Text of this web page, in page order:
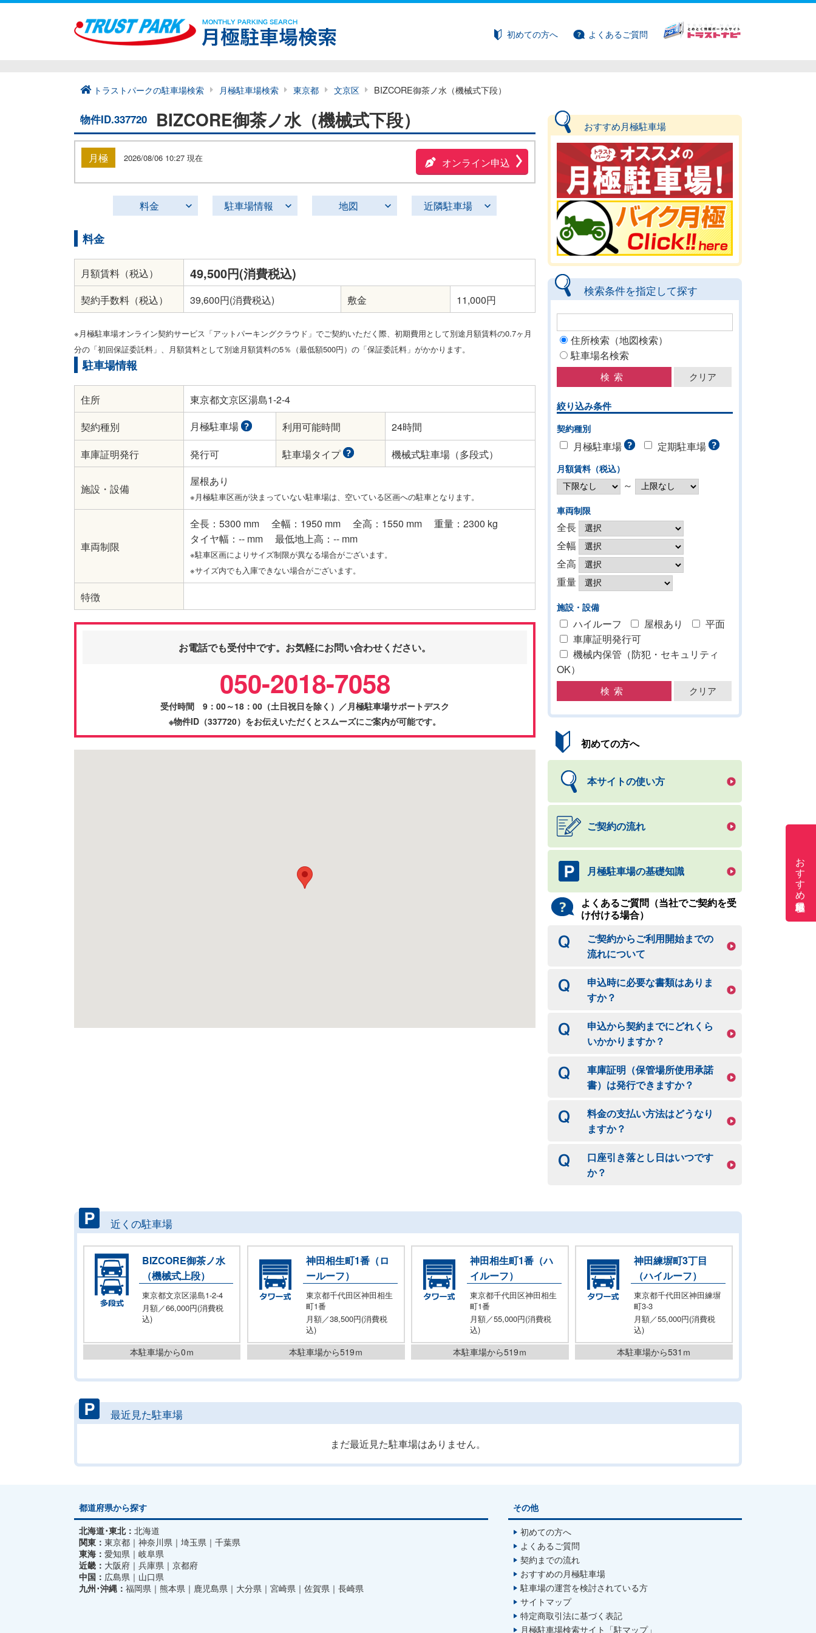
初めての方へ よくあるご質問
おすすめ月極駐車場
トラストパークの駐車場検索 月極駐車場検索 東京都 文京区 BIZCORE御茶ノ水（機械式下段）
物件ID.337720 BIZCORE御茶ノ水（機械式下段）
月極 2026/08/06 10:27 現在 オンライン申込
料金 駐車場情報 地図 近隣駐車場
料金
月額賃料（税込） 49,500円(消費税込)
契約手数料（税込） 39,600円(消費税込) 敷金 11,000円
※月極駐車場オンライン契約サービス「アットパーキングクラウド」でご契約いただく際、初期費用として別途月額賃料の0.7ヶ月
分の「初回保証委託料」、月額賃料として別途月額賃料の5％（最低額500円）の「保証委託料」がかかります。
駐車場情報
住所
東京都文京区湯島1-2-4
契約種別
月極駐車場 利用可能時間
24時間
車庫証明発行
発行可 駐車場タイプ 機械式駐車場（多段式）
施設・設備
屋根あり
※月極駐車区画が決まっていない駐車場は、空いている区画への駐車となります。
車両制限
全長：5300 mm 全幅：1950 mm 全高：1550 mm
重量：2300 kg
タイヤ幅：-- mm
最低地上高：-- mm
※駐車区画によりサイズ制限が異なる場合がございます。
※サイズ内でも入庫できない場合がございます。
特徴
お電話でも受付中です。お気軽にお問い合わせください。
050-2018-7058
受付時間 9：00～18：00（土日祝日を除く）／月極駐車場サポートデスク
※物件ID（337720）をお伝えいただくとスムーズにご案内が可能です。
おすすめ月極駐車場
検索条件を指定して探す
住所検索（地図検索）
駐車場名検索
絞り込み条件
契約種別
月極駐車場 定期駐車場
月額賃料（税込）
～
車両制限
全長
全幅
全高
重量
施設・設備
ハイルーフ 屋根あり
平面
車庫証明発行可
機械内保管（防犯・セキュリティ
OK）
初めての方へ
本サイトの使い方
ご契約の流れ
月極駐車場の基礎知識
よくあるご質問（当社でご契約を受
け付ける場合）
ご契約からご利用開始までの
流れについて
申込時に必要な書類はありま
すか？
申込から契約までにどれくら
いかかりますか？
車庫証明（保管場所使用承諾
書）は発行できますか？
料金の支払い方法はどうなり
ますか？
口座引き落とし日はいつです
か？
近くの駐車場
BIZCORE御茶ノ水
（機械式上段）
東京都文京区湯島1-2-4
月額／66,000円(消費税
込)
本駐車場から0ｍ
神田相生町1番（ロ
ールーフ）
東京都千代田区神田相生
町1番
月額／38,500円(消費税
込)
本駐車場から519ｍ
神田相生町1番（ハ
イルーフ）
東京都千代田区神田相生
町1番
月額／55,000円(消費税
込)
本駐車場から519ｍ
神田練塀町3丁目
（ハイルーフ）
東京都千代田区神田練塀
町3-3
月額／55,000円(消費税
込)
本駐車場から531ｍ
最近見た駐車場
まだ最近見た駐車場はありません。
都道府県から探す
北海道･東北： 北海道
関東： 東京都 神奈川県 埼玉県
千葉県
東海： 愛知県
岐阜県
近畿： 大阪府 兵庫県
京都府
中国： 広島県
山口県
九州･沖縄： 福岡県 熊本県 鹿児島県 大分県 宮崎県 佐賀県 長崎県
その他
初めての方へ
よくあるご質問
契約までの流れ
おすすめの月極駐車場
駐車場の運営を検討されている方
サイトマップ
特定商取引法に基づく表記
月極駐車場検索サイト「駐マップ」